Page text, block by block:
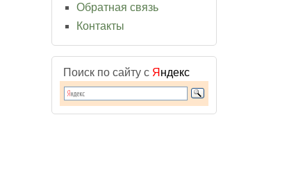
Обратная связь
Контакты
Поиск по сайту с Я ндекс